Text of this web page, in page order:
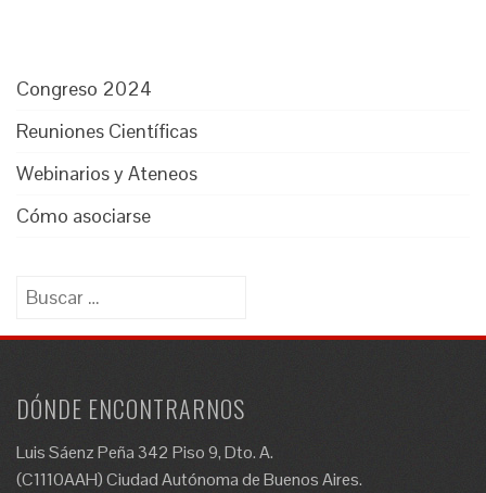
Congreso 2024
Reuniones Científicas
Webinarios y Ateneos
Cómo asociarse
Buscar:
DÓNDE ENCONTRARNOS
Luis Sáenz Peña 342 Piso 9, Dto. A.
(C1110AAH) Ciudad Autónoma de Buenos Aires.